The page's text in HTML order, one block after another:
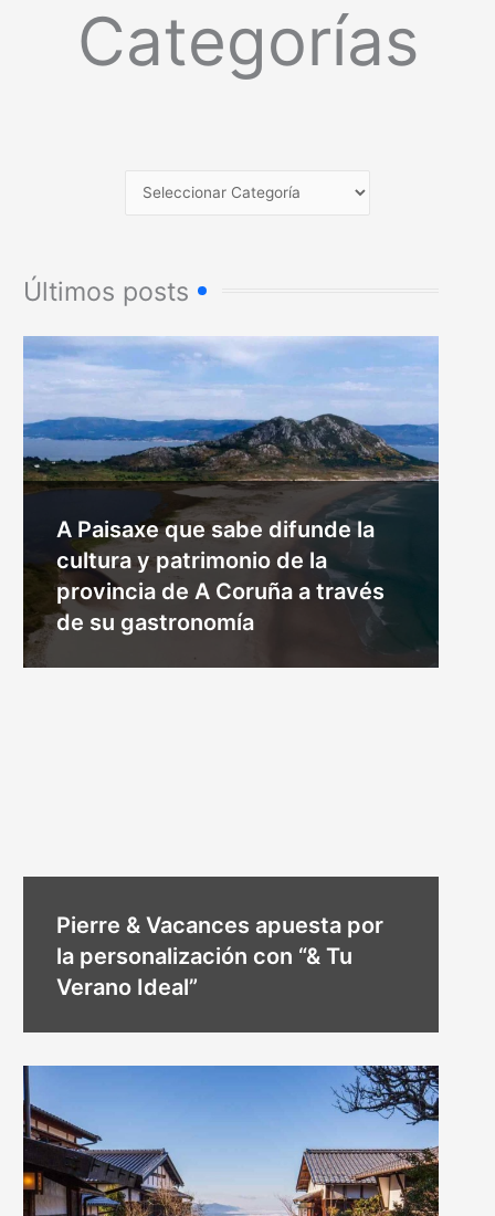
Categorías
Últimos posts
A Paisaxe que sabe difunde la
cultura y patrimonio de la
provincia de A Coruña a través
de su gastronomía
Pierre & Vacances apuesta por
la personalización con “& Tu
Verano Ideal”